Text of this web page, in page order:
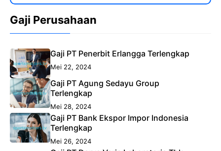
Gaji Perusahaan
Gaji PT Penerbit Erlangga Terlengkap
Mei 22, 2024
Gaji PT Agung Sedayu Group
Terlengkap
Mei 28, 2024
Gaji PT Bank Ekspor Impor Indonesia
Terlengkap
Mei 26, 2024